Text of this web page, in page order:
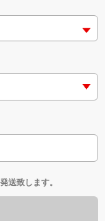
送致します。